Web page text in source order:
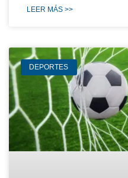
LEER MÁS >>
DEPORTES